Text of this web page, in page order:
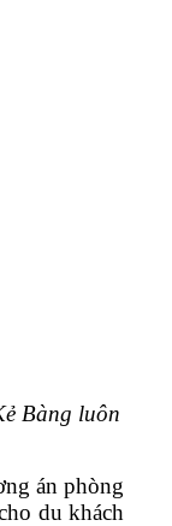
Bàng luôn
án phòng
du khách